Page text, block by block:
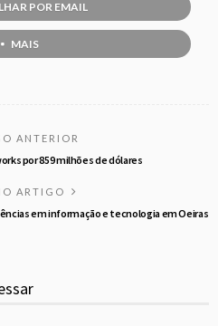
POR EMAIL
MAIS
ANTERIOR
por 859 milhões de dólares
ARTIGO
em informação e tecnologia em Oeiras